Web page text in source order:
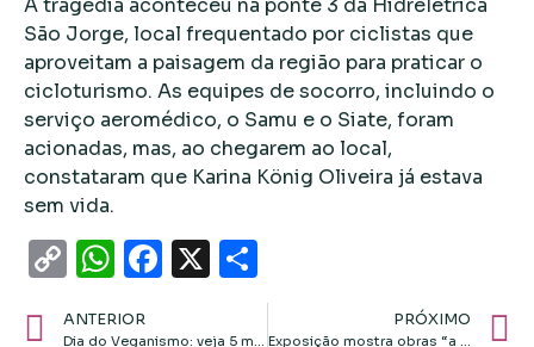
A tragédia aconteceu na ponte 3 da Hidrelétrica
São Jorge, local frequentado por ciclistas que
aproveitam a paisagem da região para praticar o
cicloturismo. As equipes de socorro, incluindo o
serviço aeromédico, o Samu e o Siate, foram
acionadas, mas, ao chegarem ao local,
constataram que Karina König Oliveira já estava
sem vida.
CopyWhatsApp
Facebook
X
ANTERIOR PRÓXIMO